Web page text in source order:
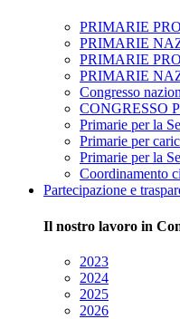
PRIMARIE
PRIMARIE
PRIMARIE
PRIMARIE
Congresso
CONGRESSO
Primarie per la
Primarie per
Primarie per la
Coordinamento
Partecipazione e
Il nostro lavoro in
2023
2024
2025
2026